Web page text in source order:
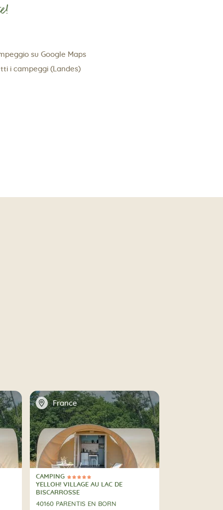
su Google Maps
i campeggi (Landes)
📍 France
5 Stelle
CAMPING
CAMPING
YELLOH! VILLAGE AU LAC DE
BISCARROSSE
40160 PARENTIS EN BORN